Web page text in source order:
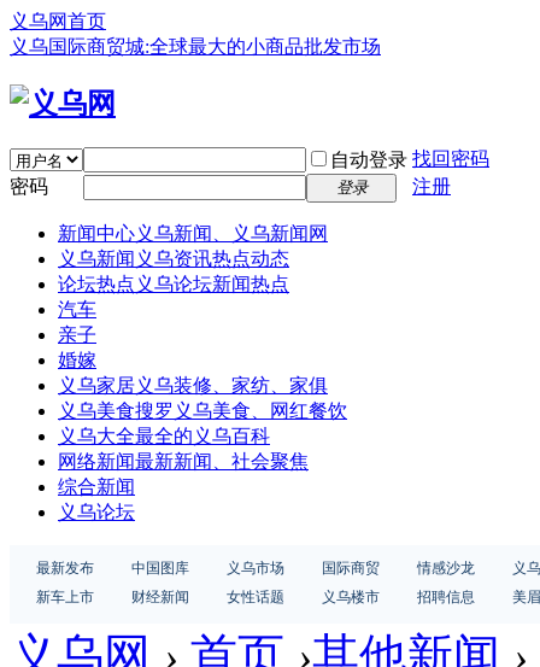
义乌网首页
义乌国际商贸城:全球最大的小商品批发市场
自动登录 找回密码
密码
登录 注册
新闻中心义乌新闻、义乌新闻网
义乌新闻 义乌资讯热点动态
论坛热点 义乌论坛新闻热点
汽车
亲子
婚嫁
义乌家居义乌装修、家纺、家俱
义乌美食搜罗义乌美食、网红餐饮
义乌大全最全的义乌百科
网络新闻最新新闻、社会聚焦
综合新闻
义乌论坛
最新发布 中国图库 义乌市场 国际商贸 情感沙龙
义
新车上市
财经新闻 女性话题 义乌楼市 招聘信息 美
义乌网 › 首页 ›其他新闻 ›